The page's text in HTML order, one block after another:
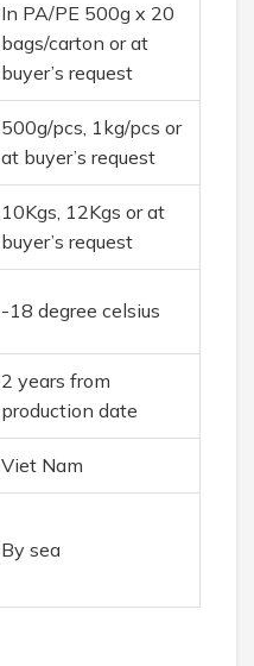
In PA/PE 500g x 20
bags/carton or at
buyer’s request
500g/pcs, 1kg/pcs or
at buyer’s request
10Kgs, 12Kgs or at
buyer’s request
-18 degree celsius
2 years from
production date
Viet Nam
By sea